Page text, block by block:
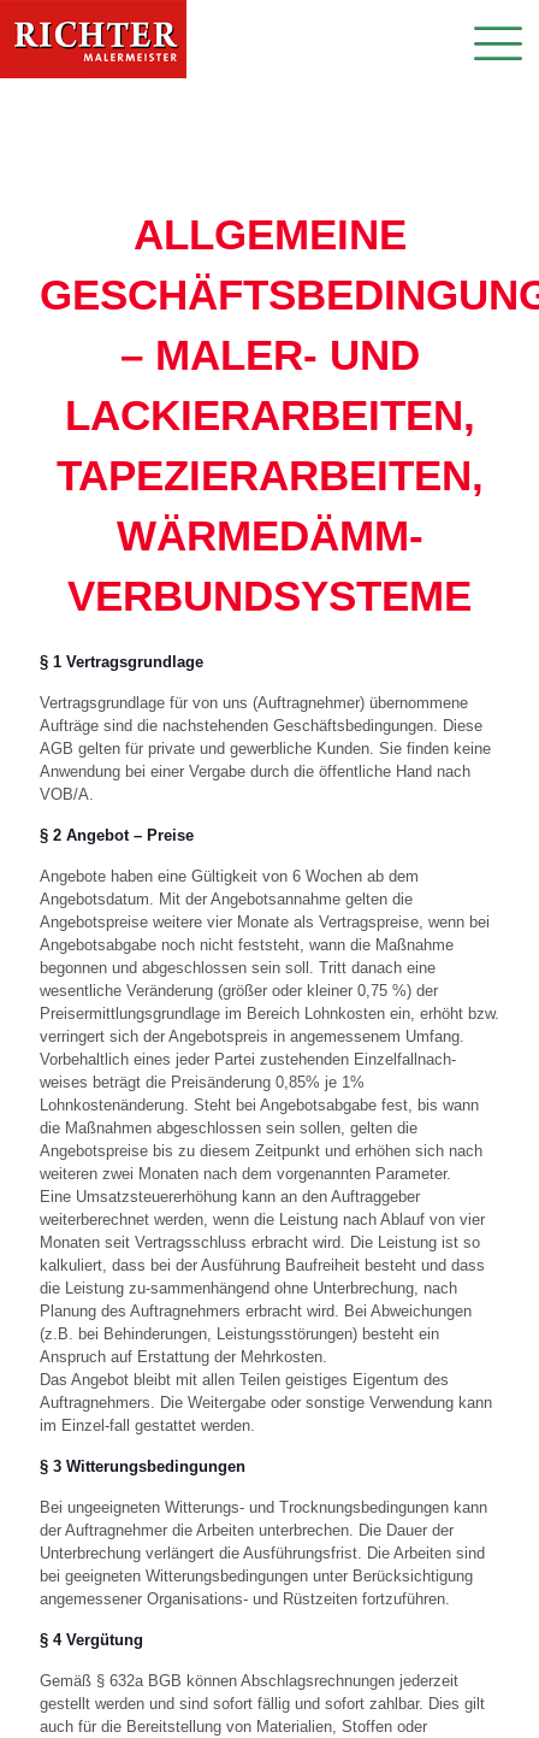
ALLGEMEINE
– MALER- UND
LACKIERARBEITEN,
TAPEZIERARBEITEN,
WÄRMEDÄMM-
VERBUNDSYSTEME
§ 1 Vertragsgrundlage
Vertragsgrundlage für von uns (Auftragnehmer) übernommene
Aufträge sind die nachstehenden Geschäftsbedingungen. Diese
AGB gelten für private und gewerbliche Kunden. Sie finden keine
Anwendung bei einer Vergabe durch die öffentliche Hand nach
VOB/A.
§ 2 Angebot – Preise
Angebote haben eine Gültigkeit von 6 Wochen ab dem
Angebotsdatum. Mit der Angebotsannahme gelten die
Angebotspreise weitere vier Monate als Vertragspreise, wenn bei
Angebotsabgabe noch nicht feststeht, wann die Maßnahme
begonnen und abgeschlossen sein soll. Tritt danach eine
wesentliche Veränderung (größer oder kleiner 0,75 %) der
Preisermittlungsgrundlage im Bereich Lohnkosten ein, erhöht bzw.
verringert sich der Angebotspreis in angemessenem Umfang.
Vorbehaltlich eines jeder Partei zustehenden Einzelfallnach-
weises beträgt die Preisänderung 0,85% je 1%
Lohnkostenänderung. Steht bei Angebotsabgabe fest, bis wann
die Maßnahmen abgeschlossen sein sollen, gelten die
Angebotspreise bis zu diesem Zeitpunkt und erhöhen sich nach
weiteren zwei Monaten nach dem vorgenannten Parameter.
Eine Umsatzsteuererhöhung kann an den Auftraggeber
weiterberechnet werden, wenn die Leistung nach Ablauf von vier
Monaten seit Vertragsschluss erbracht wird. Die Leistung ist so
kalkuliert, dass bei der Ausführung Baufreiheit besteht und dass
die Leistung zu-sammenhängend ohne Unterbrechung, nach
Planung des Auftragnehmers erbracht wird. Bei Abweichungen
(z.B. bei Behinderungen, Leistungsstörungen) besteht ein
Anspruch auf Erstattung der Mehrkosten.
Das Angebot bleibt mit allen Teilen geistiges Eigentum des
Auftragnehmers. Die Weitergabe oder sonstige Verwendung kann
im Einzel-fall gestattet werden.
§ 3 Witterungsbedingungen
Bei ungeeigneten Witterungs- und Trocknungsbedingungen kann
der Auftragnehmer die Arbeiten unterbrechen. Die Dauer der
Unterbrechung verlängert die Ausführungsfrist. Die Arbeiten sind
bei geeigneten Witterungsbedingungen unter Berücksichtigung
angemessener Organisations- und Rüstzeiten fortzuführen.
§ 4 Vergütung
Gemäß § 632a BGB können Abschlagsrechnungen jederzeit
gestellt werden und sind sofort fällig und sofort zahlbar. Dies gilt
auch für die Bereitstellung von Materialien, Stoffen oder